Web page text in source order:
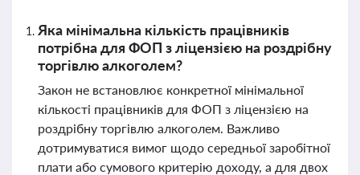
Яка мінімальна кількість працівників
потрібна для ФОП з ліцензією на роздрібну
торгівлю алкоголем?
Закон не встановлює конкретної мінімальної
кількості працівників для ФОП з ліцензією на
роздрібну торгівлю алкоголем. Важливо
дотримуватися вимог щодо середньої заробітної
плати або сумового критерію доходу, а для двох